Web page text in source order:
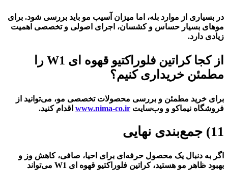
در بسیاری از موارد بله، اما میزان آسیب مو باید بررسی شود. برای
موهای بسیار حساس و کشسان، اجرای اصولی و تخصصی اهمیت
زیادی دارد.
از کجا کراتین فلوراکتیو قهوه ای W1 را
مطمئن خریداری کنیم؟
برای خرید مطمئن و بررسی محصولات تخصصی مو، می‌توانید از
فروشگاه نیماکو و وب‌سایت www.nima-co.ir اقدام کنید.
11) جمع‌بندی نهایی
اگر به دنبال یک محصول حرفه‌ای برای احیا، صافی، کاهش وز و
بهبود ظاهر مو هستید، کراتین فلوراکتیو قهوه ای W1 می‌تواند